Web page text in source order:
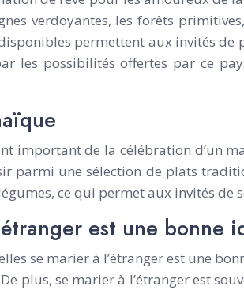
verdoyantes, les forêts
permettent aux invités
les possibilités offertes par ce
important de la célébration d’un
parmi une sélection de plats
ce qui permet aux invités de
est une bonne
se marier à l’étranger est une
plus, se marier à l’étranger est